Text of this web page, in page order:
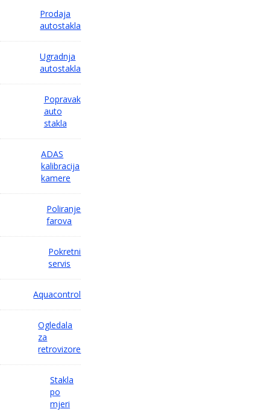
Prodaja
autostakla
Ugradnja
autostakla
Popravak
auto
stakla
ADAS
kalibracija
kamere
Poliranje
farova
Pokretni
servis
Aquacontrol
Ogledala
za
retrovizore
Stakla
po
mjeri